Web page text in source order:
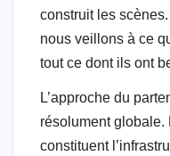
construit les
nous veillons à ce
tout ce dont ils ont
L’approche du
résolument globale.
constituent